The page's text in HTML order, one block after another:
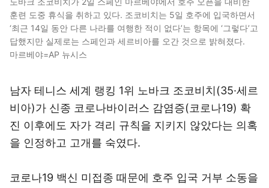
훈련 도중 휴식을 취하고 있다. 조코비치는 5일 호주에 입국하면서
‘최근 14일 동안 다른 나라를 여행한 적이 없다’는 항목에 ‘그렇다’고
답했지만 실제로는 스페인과 세르비아를 오간 것으로 밝혀졌다.
마르베야=AP 뉴시스
남자 테니스 세계 랭킹 1위 노바크 조코비치(35·세르
비아)가 신종 코로나바이러스 감염증(코로나19) 확
진 이후에도 자가 격리 규칙을 지키지 않았다는 의혹
을 인정하고 고개를 숙였다.
코로나19 백신 미접종 때문에 호주 입국 거부 소동을